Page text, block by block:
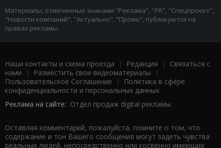
Материалы, отмеченные знаками "Реклама", "PR", "Спецпроект",
"Новости компаний", "Актуально", "Промо", публикуются на
правах рекламы.
Наши контакты и схема проезда | Редакция | Связаться с
нами | Разместить свои видеоматериалы |
Пользовательское Соглашение |
Политика в сфере
конфиденциальности и персональных данных
Реклама на сайте: Отдел продаж digital рекламы
Оставляя комментарий, пожалуйста, помните о том, что
содержание и тон Вашего сообщения могут задеть чувства
реальных людей, непосредственно или косвенно имеющих